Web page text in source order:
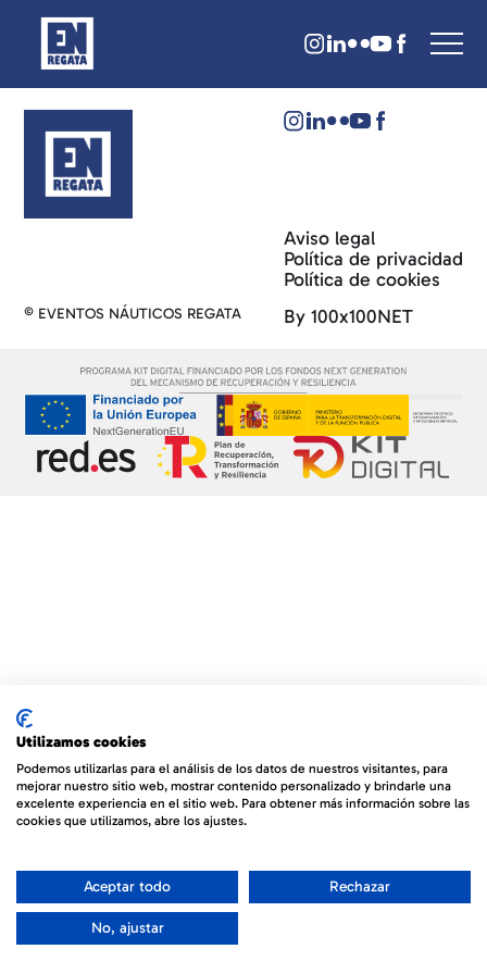
© EVENTOS NÁUTICOS REGATA
Aviso legal
Política de privacidad
Política de cookies
By 100x100NET
Utilizamos cookies
Podemos utilizarlas para el análisis de los datos de nuestros visitantes, para
mejorar nuestro sitio web, mostrar contenido personalizado y brindarle una
excelente experiencia en el sitio web. Para obtener más información sobre las
cookies que utilizamos, abre los ajustes.
Aceptar todo Rechazar
No, ajustar